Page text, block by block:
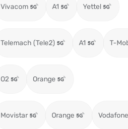
Vivacom A1 Yettel
Telemach (Tele2) A1 T-
O2 Orange
Movistar Orange Vodafone